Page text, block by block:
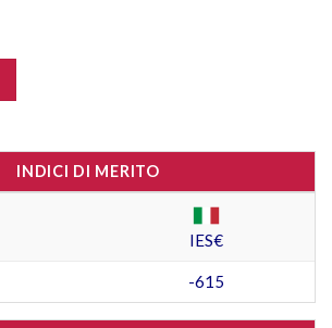
INDICI DI MERITO
IES€
-615